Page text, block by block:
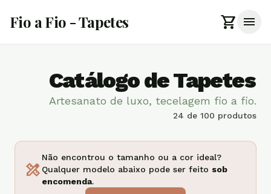
Fio a Fio - Tapetes shopping_cart menu
Catálogo de Tapetes
Artesanato de luxo, tecelagem fio a fio.
24 de 100 produtos
design_services
Não encontrou o tamanho ou a cor ideal?
Qualquer modelo abaixo pode ser feito sob
encomenda.